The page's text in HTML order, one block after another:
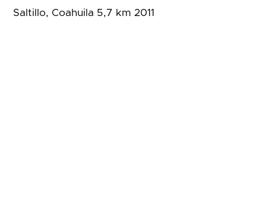
Saltillo, Coahuila 5,7 km 2011